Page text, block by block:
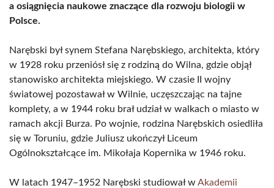
a osiągnięcia naukowe znaczące dla rozwoju biologii w
Polsce.
Narębski był synem Stefana Narębskiego, architekta, który
w 1928 roku przeniósł się z rodziną do Wilna, gdzie objął
stanowisko architekta miejskiego. W czasie II wojny
światowej pozostawał w Wilnie, uczęszczając na tajne
komplety, a w 1944 roku brał udział w walkach o miasto w
ramach akcji Burza. Po wojnie, rodzina Narębskich osiedliła
się w Toruniu, gdzie Juliusz ukończył Liceum
Ogólnokształcące im. Mikołaja Kopernika w 1946 roku.
W latach 1947–1952 Narębski studiował wAkademii